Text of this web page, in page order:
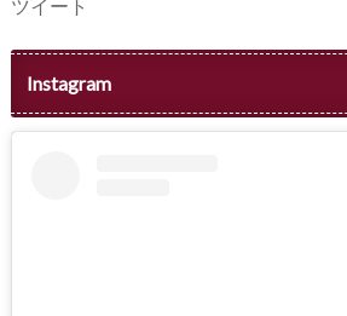
ツイート
Instagram